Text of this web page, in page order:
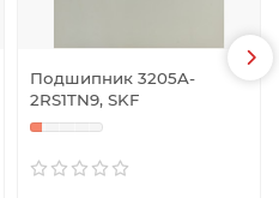
Подшипник 3205A-
2RS1TN9, SKF